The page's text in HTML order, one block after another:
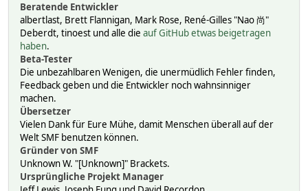
Beratende Entwickler
albertlast, Brett Flannigan, Mark Rose, René-Gilles "Nao 尚"
Deberdt, tinoest und alle die auf GitHub etwas beigetragen
haben.
Beta-Tester
Die unbezahlbaren Wenigen, die unermüdlich Fehler finden,
Feedback geben und die Entwickler noch wahnsinniger
machen.
Übersetzer
Vielen Dank für Eure Mühe, damit Menschen überall auf der
Welt SMF benutzen können.
Gründer von SMF
Unknown W. "[Unknown]" Brackets.
Ursprüngliche Projekt Manager